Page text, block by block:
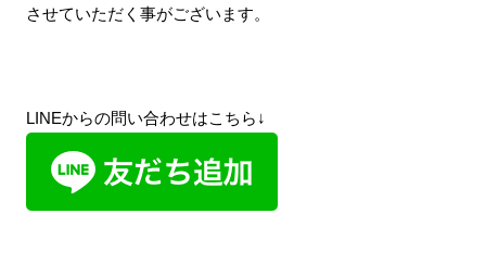
させていただく事がございます。
LINEからの問い合わせはこちら↓